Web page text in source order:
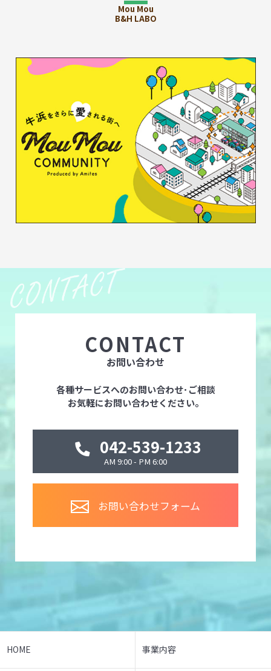
Mou Mou
B&H LABO
CONTACT
お問い合わせ
各種サービスへのお問い合わせ･ご相談
お気軽にお問い合わせください。
042-539-1233
AM 9:00 - PM 6:00
お問い合わせフォーム
HOME 事業内容